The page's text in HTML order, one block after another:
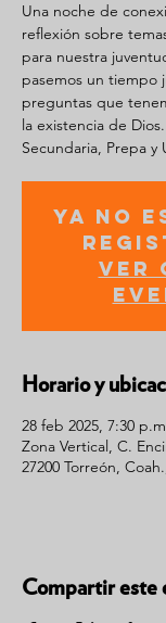
Una noche de
reflexión sobre
para nuestra
pasemos un tiempo
preguntas que
la existencia de
Secundaria, Prepa y
Ya no
Ver
Horario y
28 feb 2025, 7:30
Zona Vertical, C.
27200 Torreón,
Compartir este